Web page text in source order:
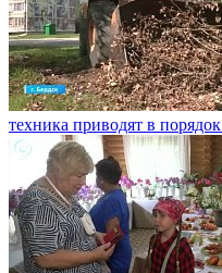
техника приводят в